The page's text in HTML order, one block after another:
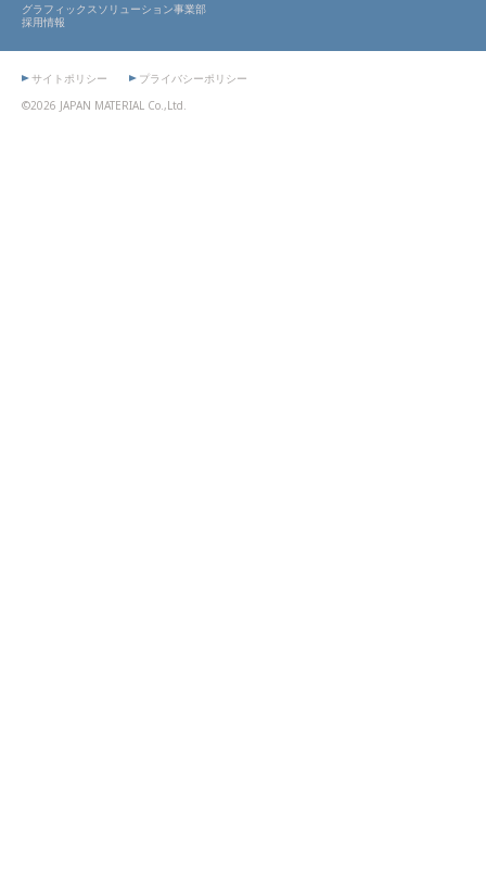
グラフィックスソリューション事業部
採用情報
©2026 JAPAN MATERIAL Co.,Ltd.
サイトポリシー プライバシーポリシー